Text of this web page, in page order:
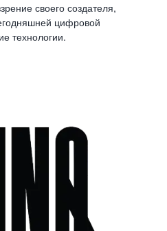
своего создателя,
цифровой
технологии.